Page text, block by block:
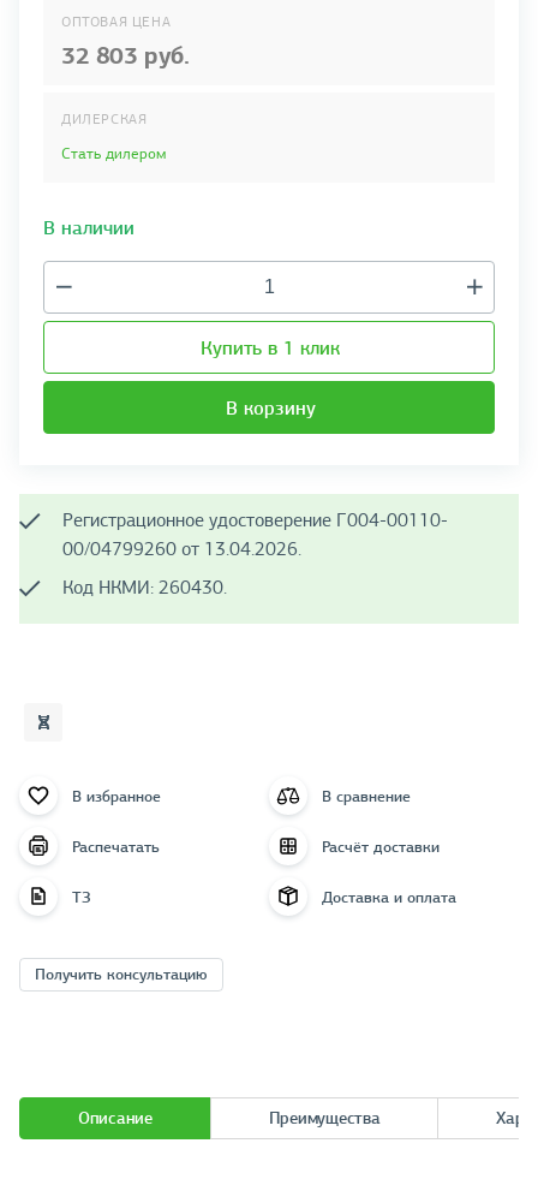
ОПТОВАЯ ЦЕНА
32 803 руб.
ДИЛЕРСКАЯ
Стать дилером
В наличии
Купить в 1 клик
В корзину
Регистрационное удостоверение Г004-00110-
00/04799260 от 13.04.2026.
Код НКМИ: 260430.
В избранное В сравнение
Распечатать Расчёт доставки
ТЗ Доставка и оплата
Получить консультацию
Описание Преимущества